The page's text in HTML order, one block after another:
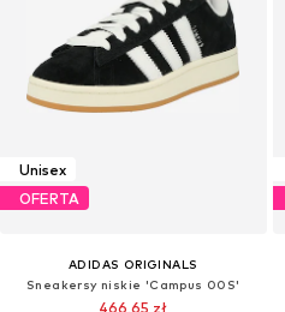
Unisex
OFERTA
ADIDAS ORIGINALS
Sneakersy niskie 'Campus 00S'
466,65 zł